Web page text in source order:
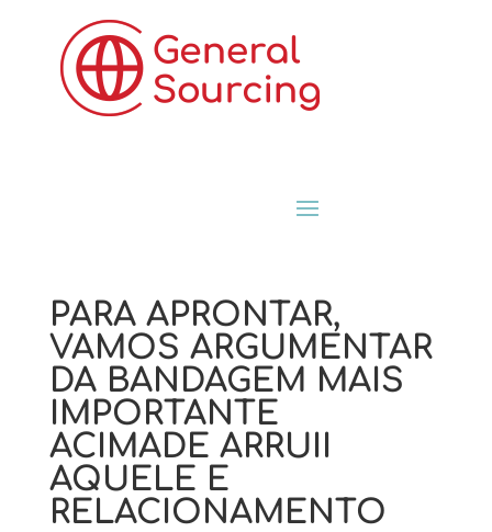
PARA APRONTAR,
VAMOS ARGUMENTAR
DA BANDAGEM MAIS
IMPORTANTE
ACIMADE ARRUII
AQUELE E
RELACIONAMENTO